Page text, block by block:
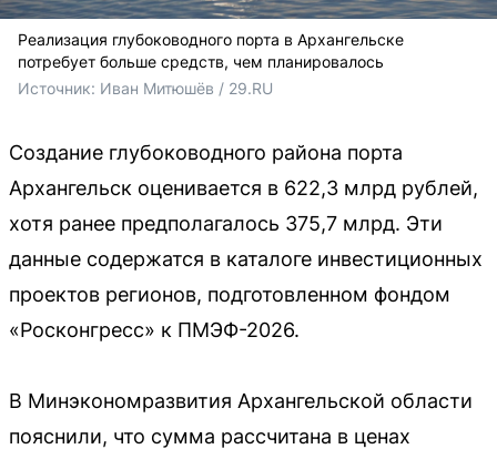
Реализация глубоководного порта в Архангельске
потребует больше средств, чем планировалось
Источник: Иван Митюшёв / 29.RU
Создание глубоководного района порта
Архангельск оценивается в 622,3 млрд рублей,
хотя ранее предполагалось 375,7 млрд. Эти
данные содержатся в каталоге инвестиционных
проектов регионов, подготовленном фондом
«Росконгресс» к ПМЭФ-2026.
В Минэкономразвития Архангельской области
пояснили, что сумма рассчитана в ценах